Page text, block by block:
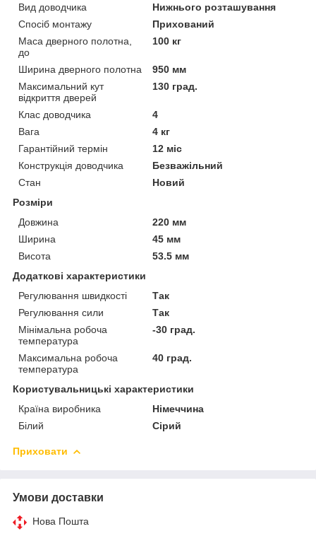
Вид доводчика
Нижнього розташування
Спосіб монтажу
Прихований
Маса дверного полотна,
до
100 кг
Ширина дверного полотна
950 мм
Максимальний кут
відкриття дверей
130 град.
Клас доводчика
4
Вага
4 кг
Гарантійний термін
12 міс
Конструкція доводчика
Безважільний
Стан
Новий
Розміри
Довжина
220 мм
Ширина
45 мм
Висота
53.5 мм
Додаткові характеристики
Регулювання швидкості
Так
Регулювання сили
Так
Мінімальна робоча
температура
-30 град.
Максимальна робоча
температура
40 град.
Користувальницькі характеристики
Країна виробника
Німеччина
Білий
Сірий
Приховати
Умови доставки
Нова Пошта